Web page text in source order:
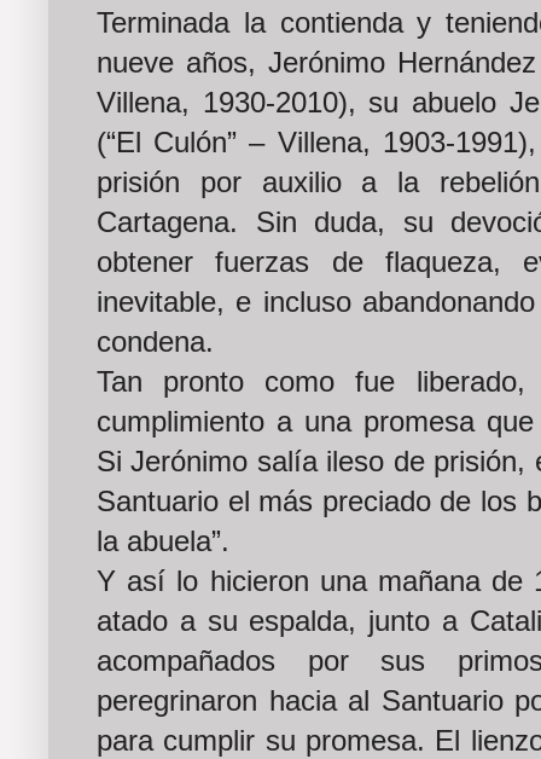
Terminada la contienda y
nueve años, Jerónimo
Villena, 1930-2010), su abuelo
(“El Culón” – Villena, 1903-
prisión por auxilio a la
Cartagena. Sin duda, su
obtener fuerzas de flaqueza,
inevitable, e incluso
condena.
Tan pronto como fue
cumplimiento a una promesa
Si Jerónimo salía ileso de prisión,
Santuario el más preciado de los
la abuela”.
Y así lo hicieron una mañana de
atado a su espalda, junto a
acompañados por sus
peregrinaron hacia al Santuario
para cumplir su promesa. El